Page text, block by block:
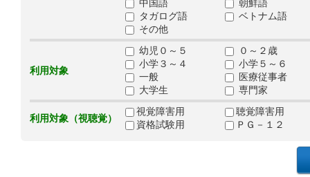
中国語
朝鮮語
タガログ語
ベトナム語
その他
利用対象
幼児０～５
０～２歳
小学３～４
小学５～６
一般
医療従事者
大学生
専門家
利用対象（視聴覚）
視覚障害用
聴覚障害用
資格試験用
ＰＧ－１２